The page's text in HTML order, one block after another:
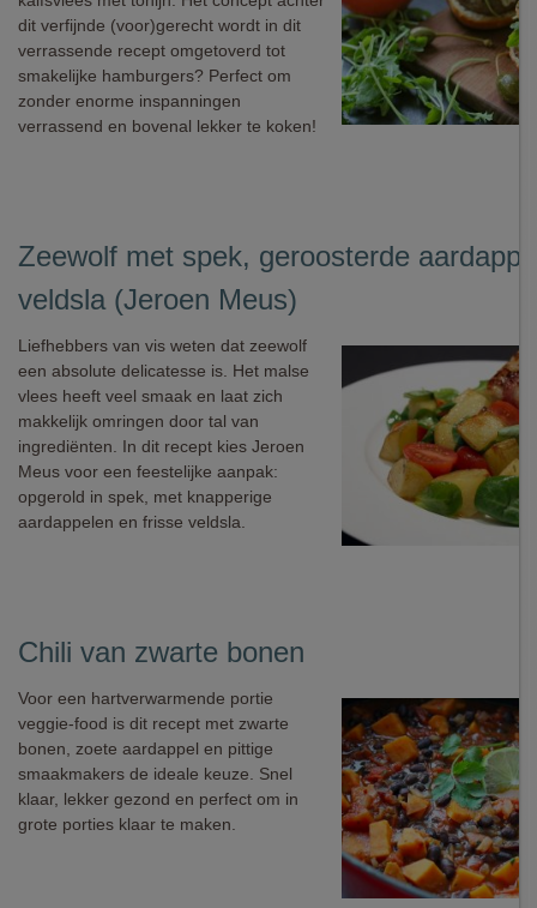
dit verfijnde (voor)gerecht wordt in dit
verrassende recept omgetoverd tot
smakelijke hamburgers? Perfect om
zonder enorme inspanningen
verrassend en bovenal lekker te koken!
Zeewolf met spek, geroosterde
veldsla (Jeroen Meus)
Liefhebbers van vis weten dat zeewolf
een absolute delicatesse is. Het malse
vlees heeft veel smaak en laat zich
makkelijk omringen door tal van
ingrediënten. In dit recept kies Jeroen
Meus voor een feestelijke aanpak:
opgerold in spek, met knapperige
aardappelen en frisse veldsla.
Chili van zwarte bonen
Voor een hartverwarmende portie
veggie-food is dit recept met zwarte
bonen, zoete aardappel en pittige
smaakmakers de ideale keuze. Snel
klaar, lekker gezond en perfect om in
grote porties klaar te maken.